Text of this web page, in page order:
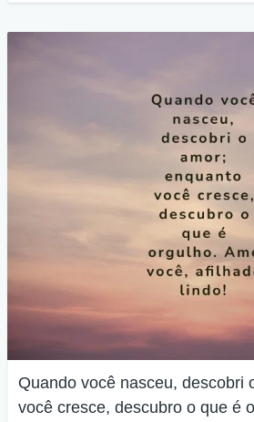
Quando você nasceu, descobri
você cresce, descubro o que é